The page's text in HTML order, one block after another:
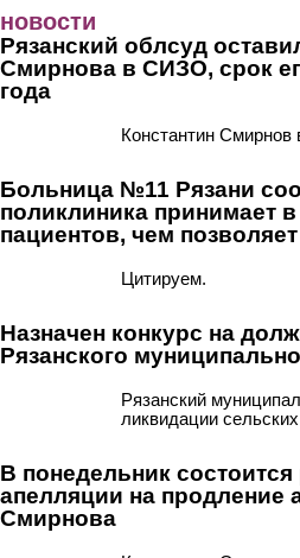
новости
Рязанский облсуд
Смирнова в СИЗО, срок
года
Константин Смирнов
Больница №11 Рязани
поликлиника принимает
пациентов, чем
Цитируем.
Назначен конкурс на
Рязанского
Рязанский
ликвидации
В понедельник
апелляции на продление
Смирнова